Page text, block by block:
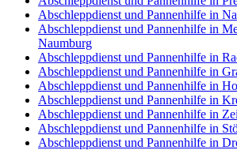
Abschleppdienst und Pannenhilfe in
Abschleppdienst und Pannenhilfe in
Naumburg
Abschleppdienst und Pannenhilfe in
Abschleppdienst und Pannenhilfe in
Abschleppdienst und Pannenhilfe in
Abschleppdienst und Pannenhilfe in
Abschleppdienst und Pannenhilfe in
Abschleppdienst und Pannenhilfe in
Abschleppdienst und Pannenhilfe in